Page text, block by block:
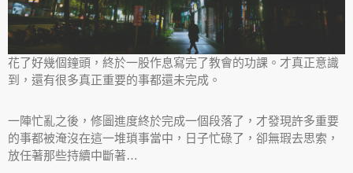
花了好幾個鐘頭，終於一股作息寫完了教會的功課。才真正意識
到，還有很多真正重要的事都還未完成。
一陣忙亂之後，修圖進度終於完成一個段落了，才發現許多重要
的事都被淹沒在這一堆瑣事當中，日子忙碌了，卻無瑕去思索，
放任著那些持續中斷著…